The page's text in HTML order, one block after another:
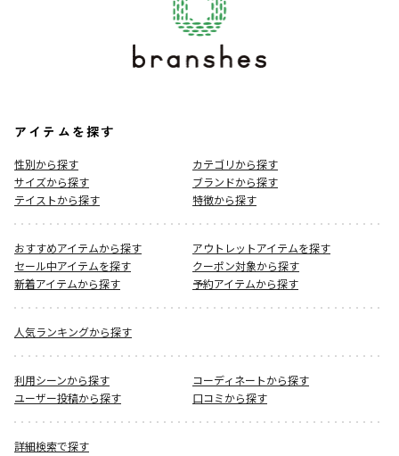
アイテムを探す
性別から探す
カテゴリから探す
サイズから探す
ブランドから探す
テイストから探す
特徴から探す
おすすめアイテムから探す
アウトレットアイテムを探す
セール中アイテムを探す
クーポン対象から探す
新着アイテムから探す
予約アイテムから探す
人気ランキングから探す
利用シーンから探す
コーディネートから探す
ユーザー投稿から探す
口コミから探す
詳細検索で探す